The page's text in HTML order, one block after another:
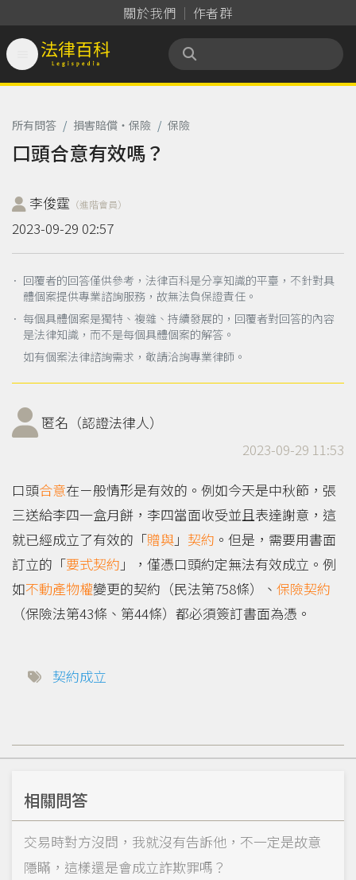
關於我們 作者群
法律百科 Legispedia
所有問答 / 損害賠償‧保險 / 保險
口頭合意有效嗎？
李俊霆 （進階會員）
2023-09-29 02:57
． 回覆者的回答僅供參考，法律百科是分享知識的平臺，不針對具
體個案提供專業諮詢服務，故無法負保證責任。
． 每個具體個案是獨特、複雜、持續發展的，回覆者對回答的內容
是法律知識，而不是每個具體個案的解答。
如有個案法律諮詢需求，敬請洽詢專業律師。
匿名（認證法律人）
2023-09-29 11:53
口頭合意在ㄧ般情形是有效的。例如今天是中秋節，張
三送給李四一盒月餅，李四當面收受並且表達謝意，這
就已經成立了有效的「贈與 」 契約 。但是，需要用書面
訂立的「要式契約 」，僅憑口頭約定無法有效成立。例
如不動產物權變更的契約（民法第758條）、 保險契約
（保險法第43條、第44條）都必須簽訂書面為憑。
契約成立
相關問答
交易時對方沒問，我就沒有告訴他，不一定是故意
隱瞞，這樣還是會成立詐欺罪嗎？